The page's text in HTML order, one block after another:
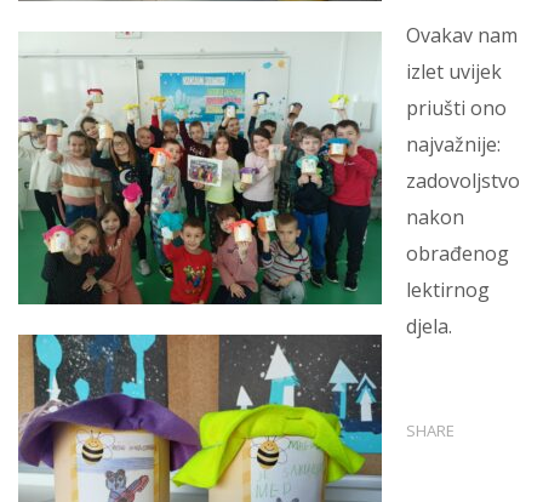
Ovakav nam
izlet uvijek
priušti ono
najvažnije:
zadovoljstvo
nakon
obrađenog
lektirnog
djela.
SHARE